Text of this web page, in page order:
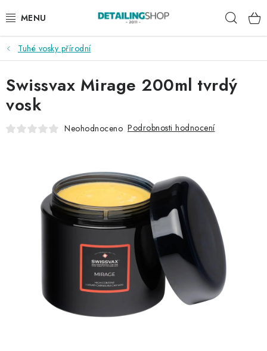
na
AKCE
NOVINKY
EXTERIÉR
PŘÍSLUŠENSTVÍ
DÁRKOVÉ SADY A POUKAZY
KONTAKTY
Tuhé vosky přírodní
Swissvax Mirage 200ml tvrdý
vosk
Neohodnoceno Podrobnosti hodnocení